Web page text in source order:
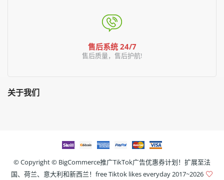
售后系统 24/7
售后质量，售后护航!
关于我们
© Copyright © BigCommerce推广TikTok广告优惠券计划！扩展至法
国、荷兰、意大利和新西兰！free Tiktok likes everyday2017~2026